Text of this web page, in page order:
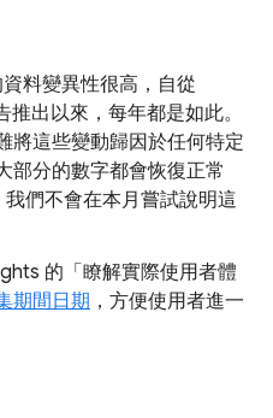
料變異性很高，自從
出以來，每年都是如此。
將這些變動歸因於任何特定
部分的數字都會恢復正常
們不會在本月嘗試說明這
的「瞭解實際使用者體
期間日期 ，方便使用者進一